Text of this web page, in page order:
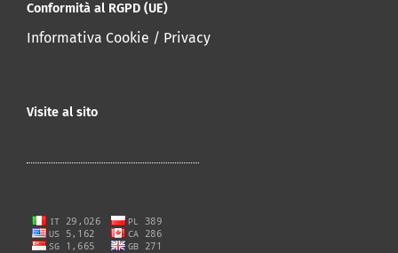
Conformità al RGPD (UE)
Informativa Cookie / Privacy
Visite al sito